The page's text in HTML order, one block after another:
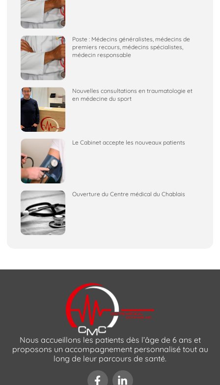
Poste : Médecins généralistes, médecins de
premiers recours, médecins spécialistes,
médecin responsable
Nouvelles consultations en traumatologie et
en médecine du sport
Le Cabinet accepte les nouveaux patients
Ouverture du Centre médical du Chablais
Nous accueillons les patients dès l’âge de 6 ans et
proposons un accompagnement personnalisé tout au
long de leur parcours de santé.